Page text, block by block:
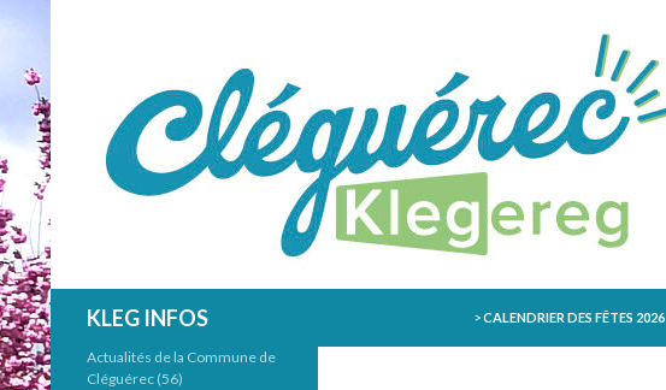
KLEG INFOS
>CALENDRIER DES FÊTES 2026
Actualités de la Commune de
Cléguérec (56)